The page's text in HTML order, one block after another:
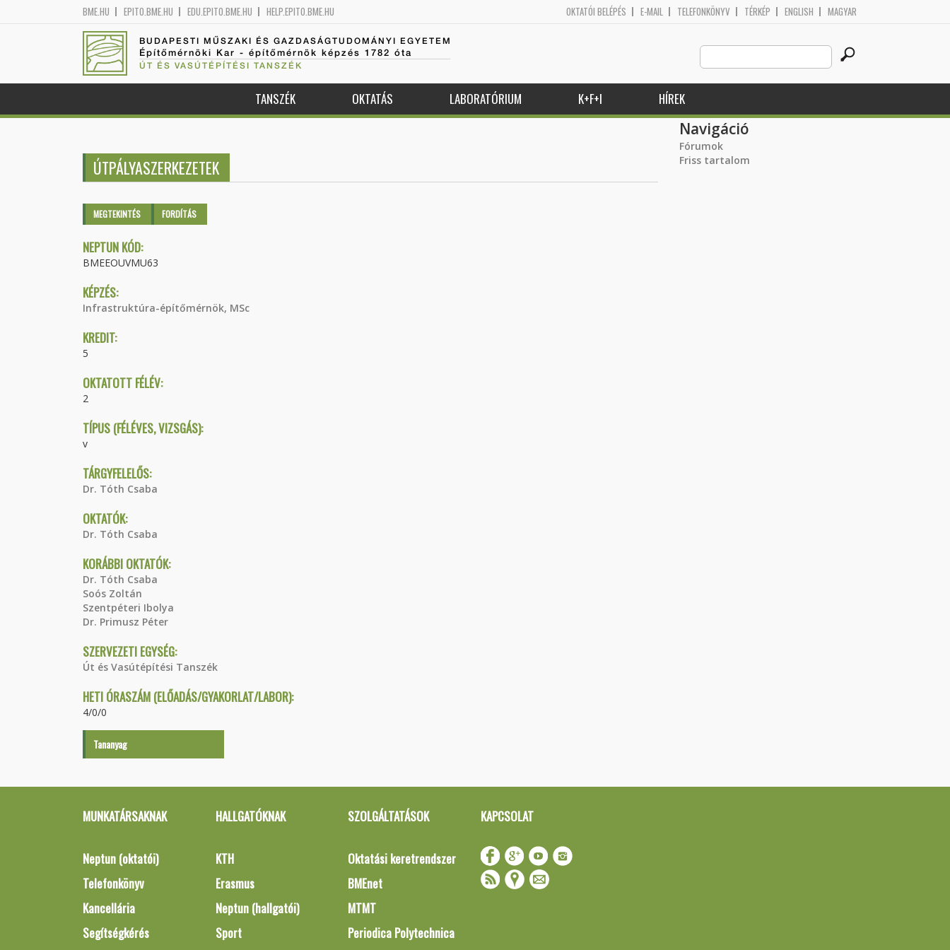
BME.HU EPITO.BME.HU EDU.EPITO.BME.HU HELP.EPITO.BME.HU OKTATÓI BELÉPÉS E-MAIL TELEFONKÖNYV TÉRKÉP ENGLISH MAGYAR
BUDAPESTI MŰSZAKI ÉS GAZDASÁGTUDOMÁNYI EGYETEM
Építőmérnöki Kar - építőmérnök képzés 1782 óta
ÚT ÉS VASÚTÉPÍTÉSI TANSZÉK
Search
this
site
TANSZÉK OKTATÁS LABORATÓRIUM K+F+I HÍREK
ÚTPÁLYASZERKEZETEK
Elsődleges fülek
MEGTEKINTÉS (AKTÍVFORDÍTÁS
NEPTUN KÓD:
BMEEOUVMU63
KÉPZÉS:
Infrastruktúra-építőmérnök, MSc
KREDIT:
5
OKTATOTT FÉLÉV:
2
TÍPUS (FÉLÉVES, VIZSGÁS):
v
TÁRGYFELELŐS:
Dr. Tóth Csaba
OKTATÓK:
Dr. Tóth Csaba
KORÁBBI OKTATÓK:
Dr. Tóth Csaba
Soós Zoltán
Szentpéteri Ibolya
Dr. Primusz Péter
SZERVEZETI EGYSÉG:
Út és Vasútépítési Tanszék
HETI ÓRASZÁM (ELŐADÁS/GYAKORLAT/LABOR):
4/0/0
Tananyag
Navigáció
Fórumok
Friss tartalom
MUNKATÁRSAKNAK
Neptun (oktatói)
Telefonkönyv
Kancellária
Segítségkérés
HALLGATÓKNAK
KTH
Erasmus
Neptun (hallgatói)
Sport
SZOLGÁLTATÁSOK
Oktatási keretrendszer
BMEnet
MTMT
Periodica Polytechnica
KAPCSOLAT